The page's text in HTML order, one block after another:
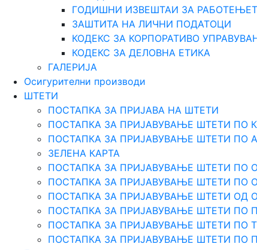
ГОДИШНИ ИЗВЕШТАИ ЗА
ЗАШТИТА НА ЛИЧНИ ПОДАТОЦИ
КОДЕКС ЗА КОРПОРАТИВО
КОДЕКС ЗА ДЕЛОВНА ЕТИКА
ГАЛЕРИЈА
Осигурителни производи
ШТЕТИ
ПОСТАПКА ЗА ПРИЈАВА НА ШТЕТИ
ПОСТАПКА ЗА ПРИЈАВУВАЊЕ ШТЕТИ ПО
ПОСТАПКА ЗА ПРИЈАВУВАЊЕ ШТЕТИ ПО
ЗЕЛЕНА КАРТА
ПОСТАПКА ЗА ПРИЈАВУВАЊЕ ШТЕТИ ПО
ПОСТАПКА ЗА ПРИЈАВУВАЊЕ ШТЕТИ ПО
ПОСТАПКА ЗА ПРИЈАВУВАЊЕ ШТЕТИ ОД
ПОСТАПКА ЗА ПРИЈАВУВАЊЕ ШТЕТИ ПО
ПОСТАПКА ЗА ПРИЈАВУВАЊЕ ШТЕТИ ПО
ПОСТАПКА ЗА ПРИЈАВУВАЊЕ ШТЕТИ ПО